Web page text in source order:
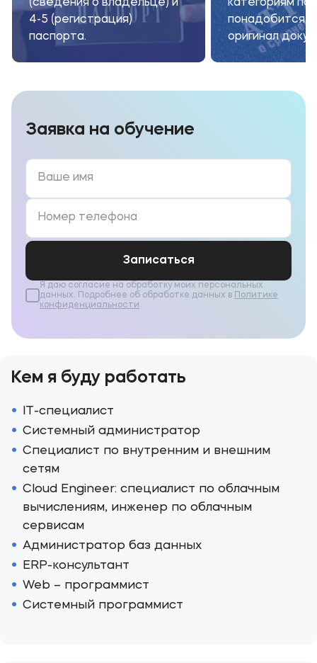
(сведения о владельце) и
4-5 (регистрация)
паспорта.
категориям
понадобится
оригинал
Заявка на обучение
Записаться
Я даю согласие на обработку моих персональных
данных. Подробнее об обработке данных в
Политике
конфиденциальности.
Кем я буду работать
IT-специалист
Системный администратор
Специалист по внутренним и внешним
сетям
Cloud Engineer: специалист по облачным
вычислениям, инженер по облачным
сервисам
Администратор баз данных
ERP-консультант
Web – программист
Системный программист